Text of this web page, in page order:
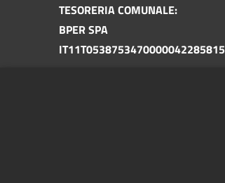
TESORERIA COMUNALE:
BPER SPA
IT11T0538753470000042285815